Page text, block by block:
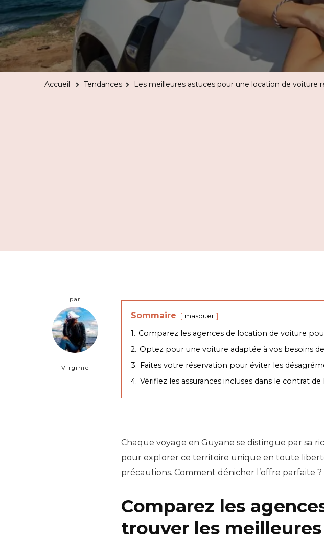
Accueil Tendances Les meilleures astuces pour une location de voiture
par
Virginie
Sommaire masquer
1. Comparez les agences de location de voiture
2. Optez pour une voiture adaptée à vos besoins
3. Faites votre réservation pour éviter les
4. Vérifiez les assurances incluses dans le contrat
Chaque voyage en Guyane se distingue par sa
pour explorer ce territoire unique en toute
précautions. Comment dénicher l’offre parfaite
Comparez les
trouver les